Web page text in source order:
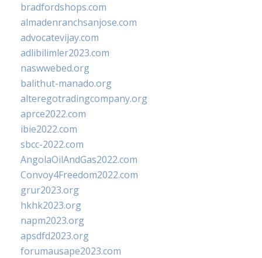
bradfordshops.com
almadenranchsanjose.com
advocatevijay.com
adlibilimler2023.com
naswwebed.org
balithut-manado.org
alteregotradingcompany.org
aprce2022.com
ibie2022.com
sbcc-2022.com
AngolaOilAndGas2022.com
Convoy4Freedom2022.com
grur2023.org
hkhk2023.org
napm2023.org
apsdfd2023.org
forumausape2023.com